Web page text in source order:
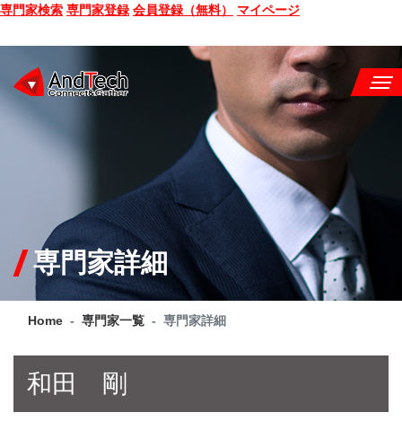
専門家検索 専門家登録 会員登録（無料） マイページ
CONSULTING
SERVICE
COMPANY
Q&A
専門家詳細
Home 専門家一覧 専門家詳細
和田 剛